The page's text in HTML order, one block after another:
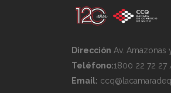
Dirección Av. Amazonas
Teléfono:1800 22 72
Email: